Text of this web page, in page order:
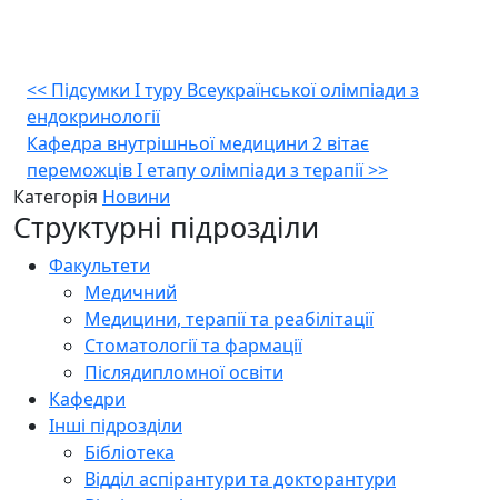
Навігація
записів
<< Підсумки І туру Всеукраїнської олімпіади з
ендокринології
Кафедра внутрішньої медицини 2 вітає
переможців І етапу олімпіади з терапії>>
Категорія Новини
Структурні підрозділи
Факультети
Медичний
Медицини, терапії та реабілітації
Стоматології та фармації
Післядипломної освіти
Кафедри
Інші підрозділи
Бібліотека
Відділ аспірантури та докторантури